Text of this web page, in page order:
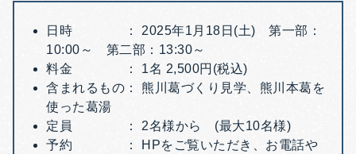
日時 ： 2025年1月18日(土) 第一部：
10:00～ 第二部：13:30～
料金 ： 1名 2,500円(税込)
含まれるもの： 熊川葛づくり見学、熊川本葛を
使った葛湯
定員 ： 2名様から (最大10名様)
予約 ： HPをご覧いただき、お電話や